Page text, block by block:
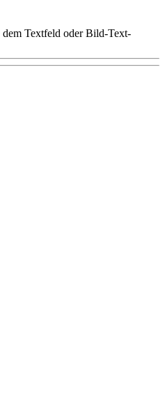
dem Textfeld oder Bild-Text-